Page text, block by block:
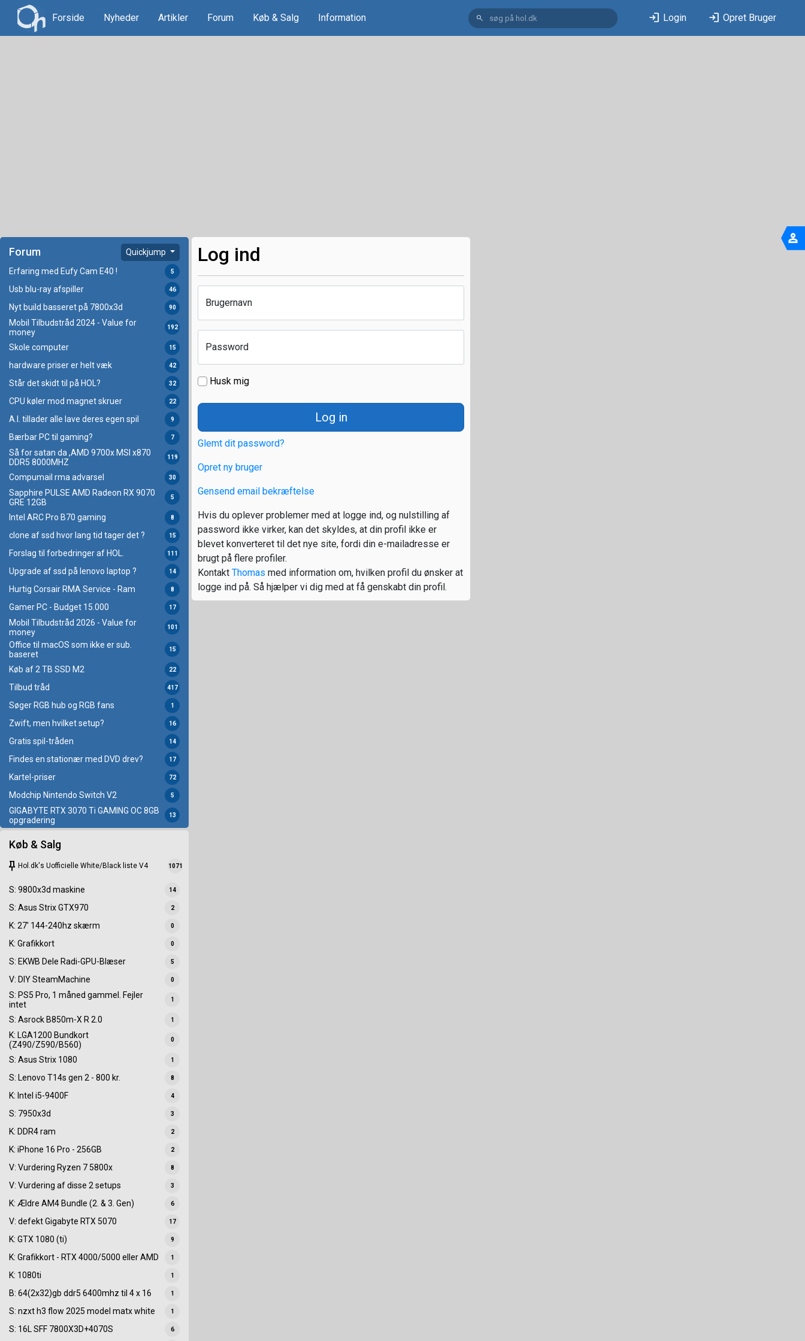
Forside Nyheder Artikler Forum Køb & Salg Information search login Login login Opret Bruger
Forum Quickjump
Erfaring med Eufy Cam E40 ! 5
Usb blu-ray afspiller 46
Nyt build basseret på 7800x3d 90
Mobil Tilbudstråd 2024 - Value for
money
192
Skole computer 15
hardware priser er helt væk 42
Står det skidt til på HOL? 32
CPU køler mod magnet skruer 22
A.I. tillader alle lave deres egen spil 9
Bærbar PC til gaming? 7
Så for satan da ,AMD 9700x MSI x870
DDR5 8000MHZ
119
Compumail rma advarsel 30
Sapphire PULSE AMD Radeon RX 9070
GRE 12GB
5
Intel ARC Pro B70 gaming 8
clone af ssd hvor lang tid tager det ? 15
Forslag til forbedringer af HOL. 111
Upgrade af ssd på lenovo laptop ? 14
Hurtig Corsair RMA Service - Ram 8
Gamer PC - Budget 15.000 17
Mobil Tilbudstråd 2026 - Value for
money
101
Office til macOS som ikke er sub.
baseret
15
Køb af 2 TB SSD M2 22
Tilbud tråd 417
Søger RGB hub og RGB fans 1
Zwift, men hvilket setup? 16
Gratis spil-tråden 14
Findes en stationær med DVD drev? 17
Kartel-priser 72
Modchip Nintendo Switch V2 5
GIGABYTE RTX 3070 Ti GAMING OC 8GB
opgradering
13
Køb & Salg
keep Hol.dk's Uofficielle White/Black liste V4 1071
S: 9800x3d maskine 14
S: Asus Strix GTX970 2
K: 27' 144-240hz skærm 0
K: Grafikkort 0
S: EKWB Dele Radi-GPU-Blæser 5
V: DIY SteamMachine 0
S: PS5 Pro, 1 måned gammel. Fejler
intet
1
S: Asrock B850m-X R 2.0 1
K: LGA1200 Bundkort
(Z490/Z590/B560)
0
S: Asus Strix 1080 1
S: Lenovo T14s gen 2 - 800 kr. 8
K: Intel i5-9400F 4
S: 7950x3d 3
K: DDR4 ram 2
K: iPhone 16 Pro - 256GB 2
V: Vurdering Ryzen 7 5800x 8
V: Vurdering af disse 2 setups 3
K: Ældre AM4 Bundle (2. & 3. Gen) 6
V: defekt Gigabyte RTX 5070 17
K: GTX 1080 (ti) 9
K: Grafikkort - RTX 4000/5000 eller AMD 1
K: 1080ti 1
B: 64(2x32)gb ddr5 6400mhz til 4 x 16 1
S: nzxt h3 flow 2025 model matx white 1
S: 16L SFF 7800X3D+4070S 6
Log ind
Brugernavn
Password
Husk mig
Log in
Glemt dit password?
Opret ny bruger
Gensend email bekræftelse
Hvis du oplever problemer med at logge ind, og nulstilling af
password ikke virker, kan det skyldes, at din profil ikke er
blevet konverteret til det nye site, fordi din e-mailadresse er
brugt på flere profiler.
Kontakt Thomas med information om, hvilken profil du ønsker at
logge ind på. Så hjælper vi dig med at få genskabt din profil.
person